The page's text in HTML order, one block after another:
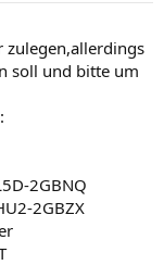
zulegen,allerdings
soll und bitte um
2GBNQ
2GBZX